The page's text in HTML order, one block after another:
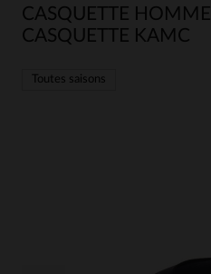
CASQUETTE
CASQUETTE KAMC
Toutes saisons